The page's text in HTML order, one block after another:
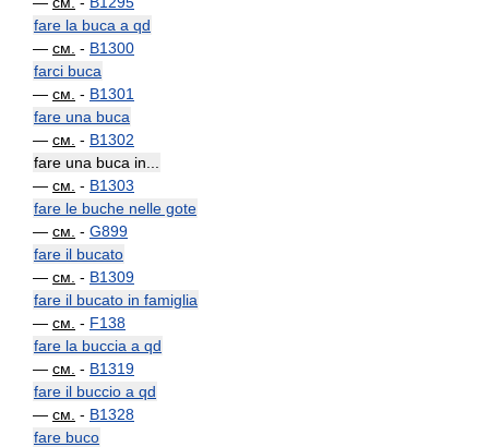
fare la buca a qd
— см. - B1300
farci buca
— см. - B1301
fare una buca
— см. - B1302
fare una buca in...
— см. - B1303
fare le buche nelle gote
— см. - G899
fare il bucato
— см. - B1309
fare il bucato in famiglia
— см. - F138
fare la buccia a qd
— см. - B1319
fare il buccio a qd
— см. - B1328
fare buco